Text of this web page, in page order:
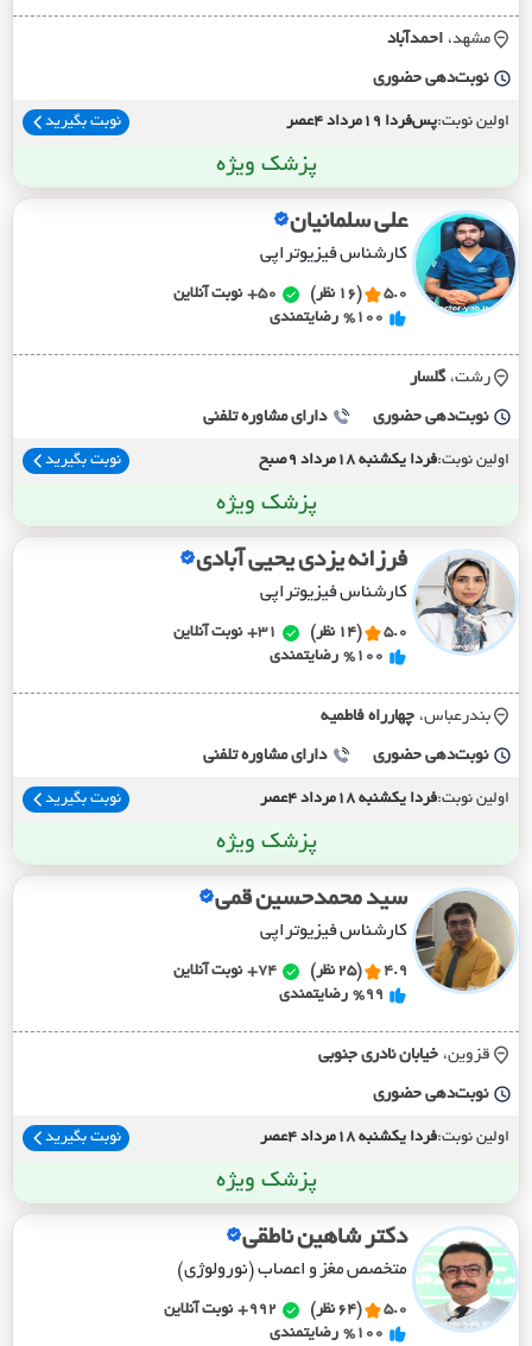
مشهد، احمدآباد
نوبت‌دهی حضوری
اولین نوبت:پس‌فردا 19مرداد 4عصر نوبت بگیرید
پزشک ویژه
علی سلمانیان
کارشناس فیزیوتراپی
5.0 (16 نظر) 50+
نوبت آنلاین
%100 رضایتمندی
رشت، گلسار
نوبت‌دهی حضوری دارای مشاوره تلفنی
اولین نوبت:فردا یکشنبه 18مرداد 9صبح نوبت بگیرید
پزشک ویژه
فرزانه یزدی یحیی آبادی
کارشناس فیزیوتراپی
5.0 (14 نظر) 31+
نوبت آنلاین
%100 رضایتمندی
بندرعباس، چهارراه فاطميه
نوبت‌دهی حضوری دارای مشاوره تلفنی
اولین نوبت:فردا یکشنبه 18مرداد 4عصر نوبت بگیرید
پزشک ویژه
سید محمدحسین قمی
کارشناس فیزیوتراپی
4.9 (25 نظر) 74+
نوبت آنلاین
%99 رضایتمندی
قزوین، خيابان نادري جنوبي
نوبت‌دهی حضوری
اولین نوبت:فردا یکشنبه 18مرداد 4عصر نوبت بگیرید
پزشک ویژه
دکتر شاهین ناطقی
متخصص مغز و اعصاب (نورولوژی)
5.0 (64 نظر) 992+
نوبت آنلاین
%100 رضایتمندی